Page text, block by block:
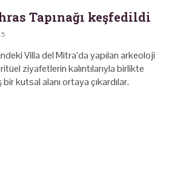
Tapınağı keşfedildi
Villa del Mitra’da yapılan arkeoloji
ziyafetlerin kalıntılarıyla birlikte
kutsal alanı ortaya çıkardılar.